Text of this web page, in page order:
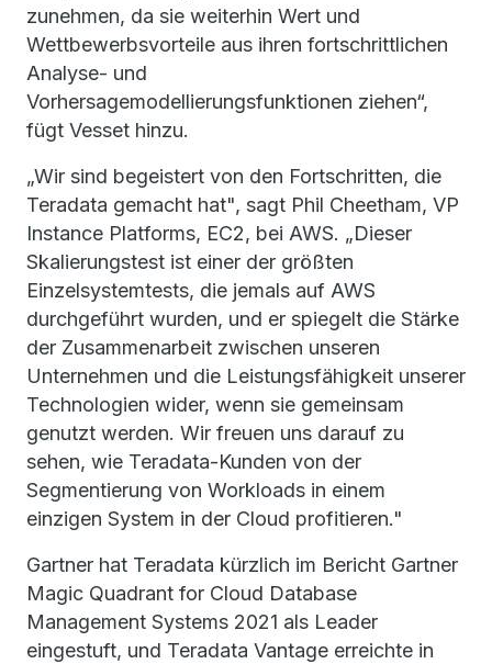
zunehmen, da sie weiterhin Wert und
Wettbewerbsvorteile aus ihren fortschrittlichen
Analyse- und
Vorhersagemodellierungsfunktionen ziehen“,
fügt Vesset hinzu.
„Wir sind begeistert von den Fortschritten, die
Teradata gemacht hat", sagt Phil Cheetham, VP
Instance Platforms, EC2, bei AWS. „Dieser
Skalierungstest ist einer der größten
Einzelsystemtests, die jemals auf AWS
durchgeführt wurden, und er spiegelt die Stärke
der Zusammenarbeit zwischen unseren
Unternehmen und die Leistungsfähigkeit unserer
Technologien wider, wenn sie gemeinsam
genutzt werden. Wir freuen uns darauf zu
sehen, wie Teradata-Kunden von der
Segmentierung von Workloads in einem
einzigen System in der Cloud profitieren."
Gartner hat Teradata kürzlich im Bericht Gartner
Magic Quadrant for Cloud Database
Management Systems 2021 als Leader
eingestuft, und Teradata Vantage erreichte in